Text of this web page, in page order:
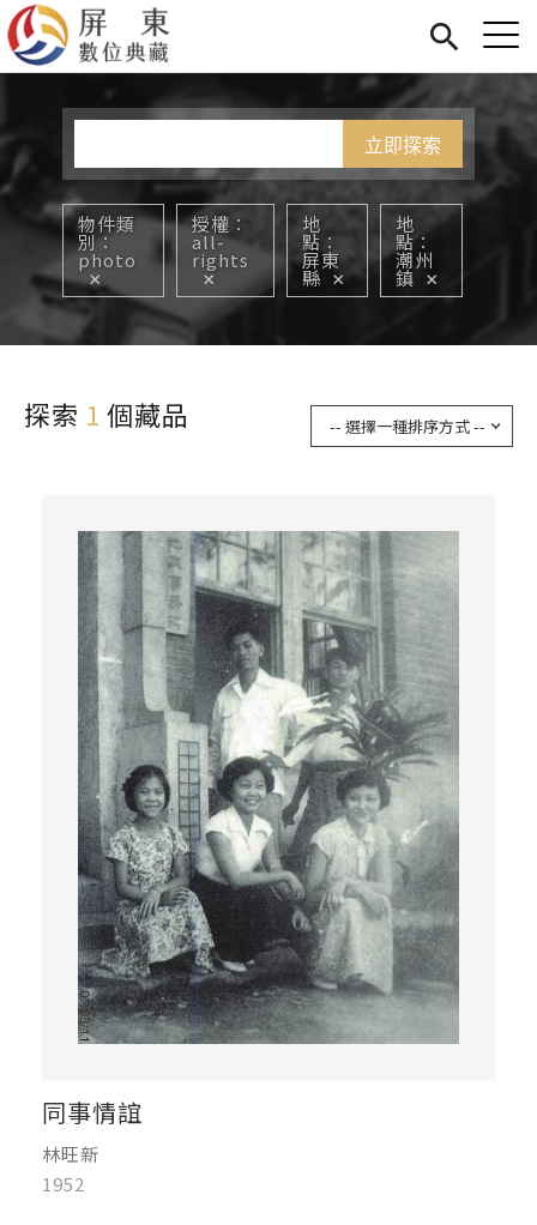
關於我們
Jump to Main content
您在這裡
物件類
別
photo
授權
all-
rights
地
點
屏東
縣
地
點
潮州
鎮
探索 1 個藏品
同事情誼
林旺新
1952